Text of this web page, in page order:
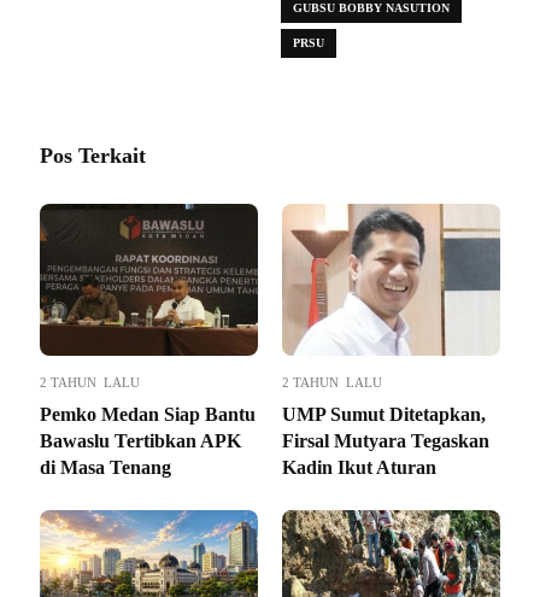
GUBSU BOBBY NASUTION
PRSU
Pos Terkait
2 TAHUN LALU
Pemko Medan Siap Bantu
Bawaslu Tertibkan APK
di Masa Tenang
2 TAHUN LALU
UMP Sumut Ditetapkan,
Firsal Mutyara Tegaskan
Kadin Ikut Aturan